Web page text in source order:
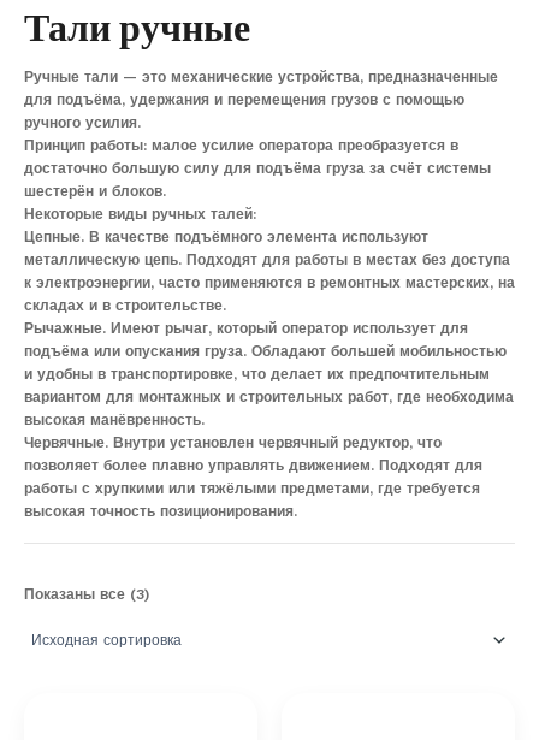
Тали ручные
Ручные тали — это механические устройства, предназначенные
для подъёма, удержания и перемещения грузов с помощью
ручного усилия.
Принцип работы: малое усилие оператора преобразуется в
достаточно большую силу для подъёма груза за счёт системы
шестерён и блоков.
Некоторые виды ручных талей:
Цепные. В качестве подъёмного элемента используют
металлическую цепь. Подходят для работы в местах без доступа
к электроэнергии, часто применяются в ремонтных мастерских, на
складах и в строительстве.
Рычажные. Имеют рычаг, который оператор использует для
подъёма или опускания груза. Обладают большей мобильностью
и удобны в транспортировке, что делает их предпочтительным
вариантом для монтажных и строительных работ, где необходима
высокая манёвренность.
Червячные. Внутри установлен червячный редуктор, что
позволяет более плавно управлять движением. Подходят для
работы с хрупкими или тяжёлыми предметами, где требуется
высокая точность позиционирования.
Показаны все (3)